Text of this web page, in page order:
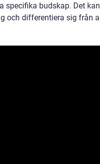
specifika budskap. Det
och differentiera sig från